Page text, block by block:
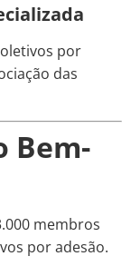
por
das
Bem-
membros
por adesão.